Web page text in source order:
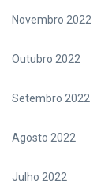
Novembro 2022
Outubro 2022
Setembro 2022
Agosto 2022
Julho 2022